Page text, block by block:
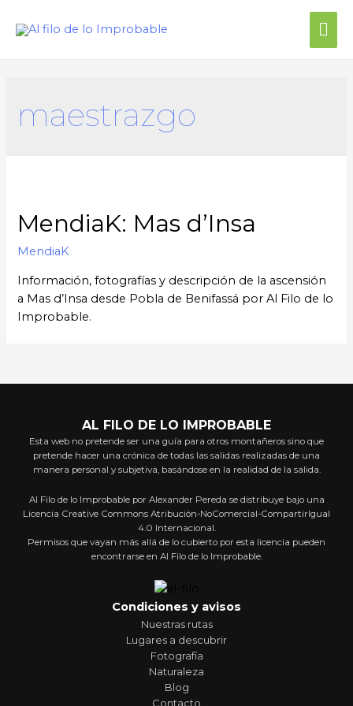
maestrazgo
MendiaK: Mas d’Insa
MendiaK
Información, fotografías y descripción de la ascensión
a Mas d’Insa desde Pobla de Benifassá por Al Filo de lo
Improbable.
AL FILO DE LO IMPROBABLE
Esta web no pretende ser una guía para otros montañeros sino que
pretende hacer una crónica de todas las salidas realizadas de una
manera personal y subjetiva, basándose en la realidad de la salida.
Al Filo de lo Improbable por Alexander Pereda se distribuye bajo una
Licencia Creative Commons Atribución-NoComercial-CompartirIgual
4.0 Internacional.
Permisos que vayan más allá de lo cubierto por esta licencia pueden
encontrarse en Al Filo de lo Improbable.
Condiciones y avisos
Nuestras rutas
Lugares a descubrir
Fotografía
Naturaleza
Blog
Contacto